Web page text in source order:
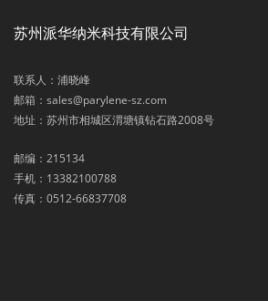
苏州派华纳米科技有限公司
联系人：浦晓峰
邮箱：sales@parylene-sz.com
地址：苏州市相城区渭塘镇钻石路2008号
邮编：215134
手机：13382100788
传真：0512-66837708